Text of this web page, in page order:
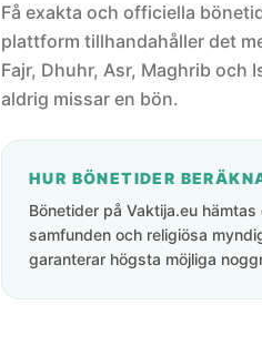
Få exakta och officiella
plattform tillhandahåller det
Fajr, Dhuhr, Asr, Maghrib och
aldrig missar en bön.
HUR BÖNETIDER
Bönetider på Vaktija.eu
samfunden och religiösa
garanterar högsta möjliga